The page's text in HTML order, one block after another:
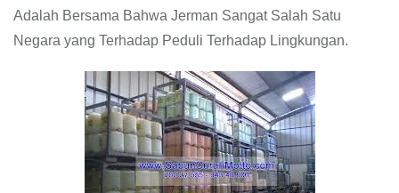
Adalah Bersama Bahwa Jerman Sangat Salah Satu
Negara yang Terhadap Peduli Terhadap Lingkungan.